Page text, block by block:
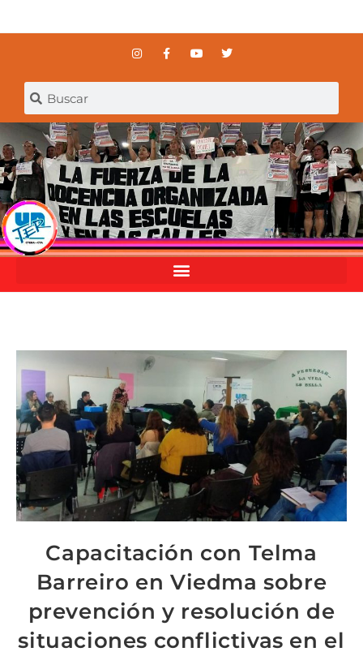
Capacitación con Telma
Barreiro en Viedma sobre
prevención y resolución de
situaciones conflictivas en el